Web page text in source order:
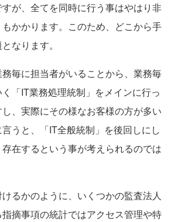
が、全てを同時に行う事はやはり非
かかります。このため、どこから手
なります。
毎に担当者がいることから、業務毎
「IT業務処理統制」をメインに行っ
、実際にその様なお客様の方が多い
うと、「IT全般統制」を後回しにし
在するという事が考えられるのでは
るかのように、いくつかの監査法人
摘事項の統計ではアクセス管理や特